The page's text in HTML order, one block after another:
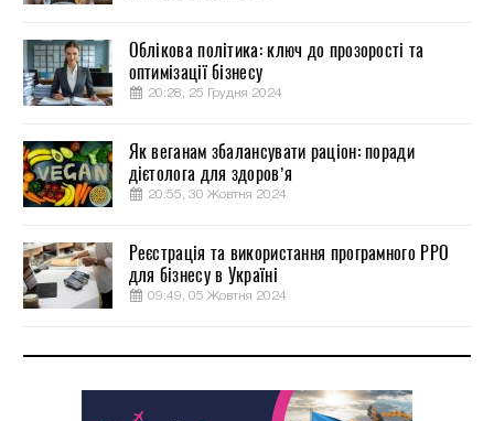
Облікова політика: ключ до прозорості та
оптимізації бізнесу
20:28, 25 Грудня 2024
Як веганам збалансувати раціон: поради
дієтолога для здоров’я
20:55, 30 Жовтня 2024
Реєстрація та використання програмного РРО
для бізнесу в Україні
09:49, 05 Жовтня 2024